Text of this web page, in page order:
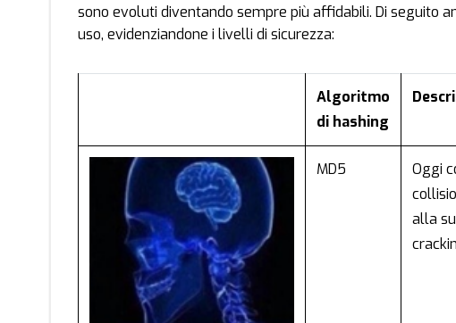
sono evoluti diventando sempre più affidabili. Di seguito
uso, evidenziandone i livelli di sicurezza:
Algoritmo
di hashing
MD5 Oggi
alla